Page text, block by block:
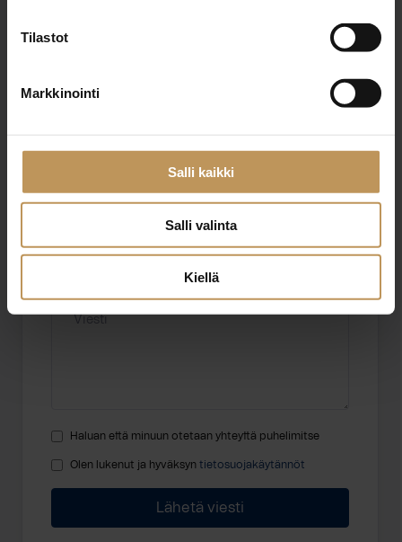
Tilastot
Markkinointi
Salli kaikki
Salli valinta
Kiellä
Nimi*
Sähköposti*
Haluan että minuun otetaan yhteyttä puhelimitse
Olen lukenut ja hyväksyn tietosuojakäytännöt